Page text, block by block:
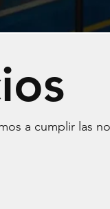
a cumplir las